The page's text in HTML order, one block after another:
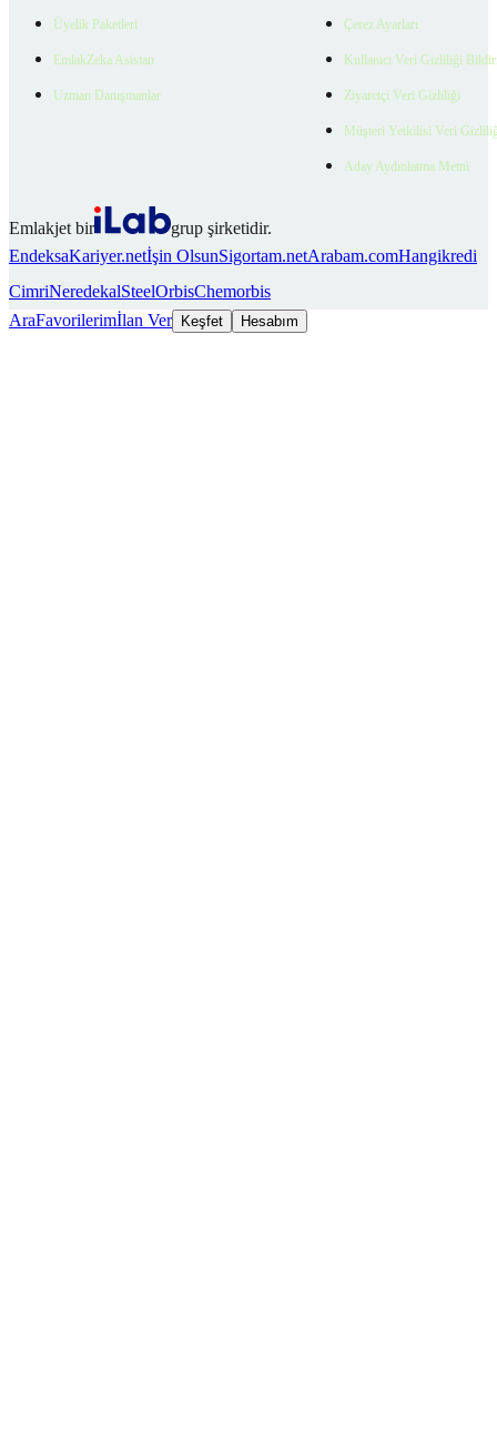
Üyelik Paketleri
EmlakZeka Asistan
Uzman Danışmanlar
Çerez Ayarları
Kullanıcı Veri Gizliliği
Ziyaretçi Veri Gizliliği
Müşteri Yetkilisi Veri
Aday Aydınlatma Metni
Emlakjet bir
grup şirketidir.
EndeksaKariyer.netİşin OlsunSigortam.netArabam.comHangikredi
CimriNeredekalSteelOrbisChemorbis
AraFavorilerimİlan Ver Keşfet Hesabım